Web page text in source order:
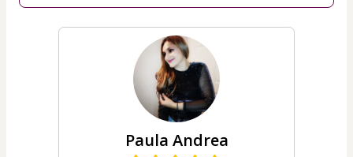
Paula Andrea